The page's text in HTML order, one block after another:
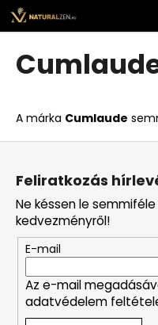
Ugrás
fő
tartalomhoz
A márka Cumlaude
K
o
i
t
k
e
r
e
s
?
L
Feliratkozás
Ne késsen le
kedvezményről!
E-mail
Az e-mail
adatvédelem